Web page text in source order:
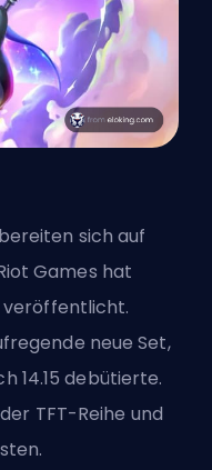
sich auf
Games hat
veröffentlicht.
neue Set,
14.15 debütierte.
TFT-Reihe und